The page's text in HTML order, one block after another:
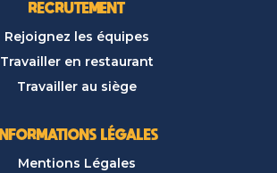
RECRUTEMENT
Rejoignez les équipes
Travailler en restaurant
Travailler au siège
INFORMATIONS LÉGALES
Mentions Légales